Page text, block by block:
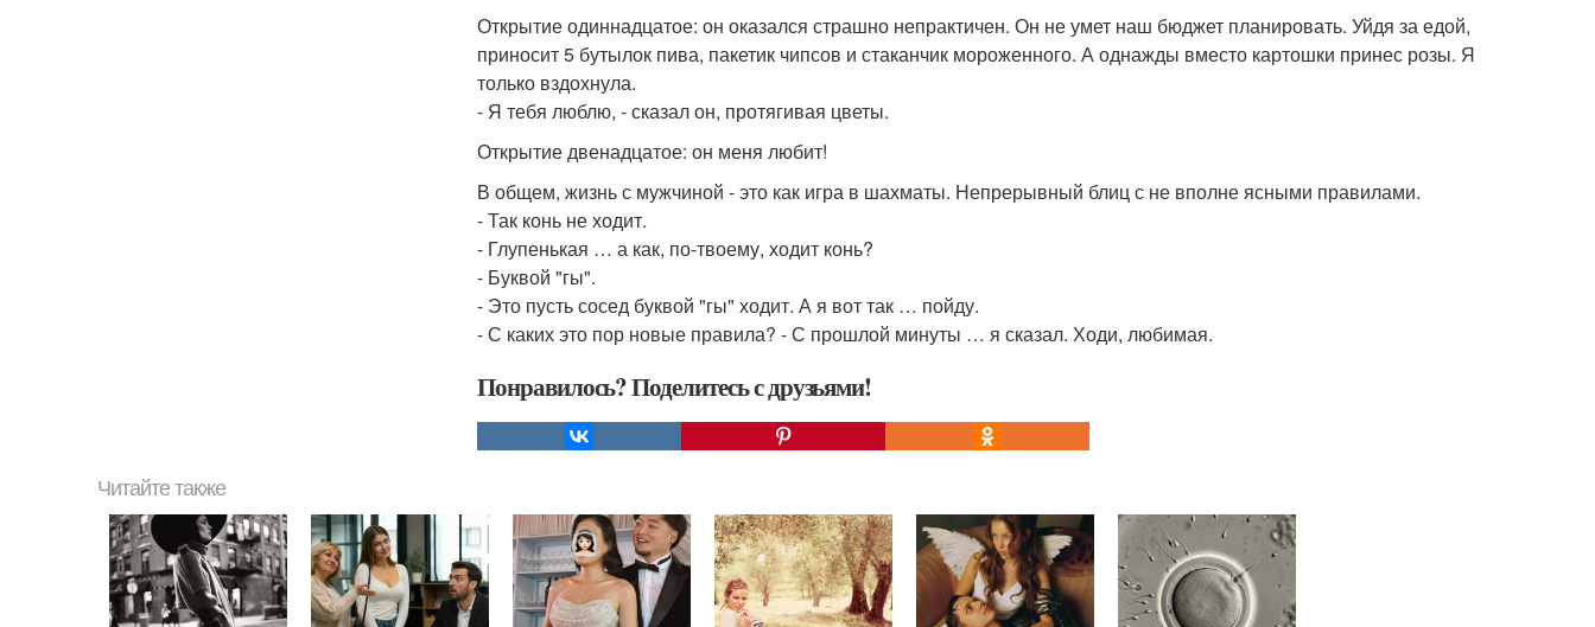
Открытие одиннадцатое: он оказался страшно непрактичен. Он не умет наш бюджет планировать. Уйдя за едой,
приносит 5 бутылок пива, пакетик чипсов и стаканчик мороженного. А однажды вместо картошки принес розы. Я
только вздохнула.
- Я тебя люблю, - сказал он, протягивая цветы.
Открытие двенадцатое: он меня любит!
В общем, жизнь с мужчиной - это как игра в шахматы. Непрерывный блиц с не вполне ясными правилами.
- Так конь не ходит.
- Глупенькая … а как, по-твоему, ходит конь?
- Буквой "гы".
- Это пусть сосед буквой "гы" ходит. А я вот так … пойду.
- С каких это пор новые правила? - С прошлой минуты … я сказал. Ходи, любимая.
Понравилось? Поделитесь с друзьями!
Читайте также